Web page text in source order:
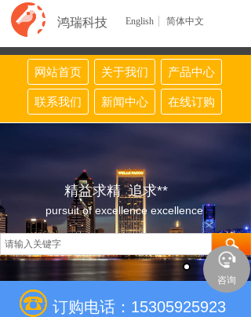
鸿瑞科技 English 简体中文
网站首页 关于我们 产品中心
联系我们 新闻中心 在线订购
精益求精 追求**
pursuit of excellence excellence
订购电话：15305925923
咨询